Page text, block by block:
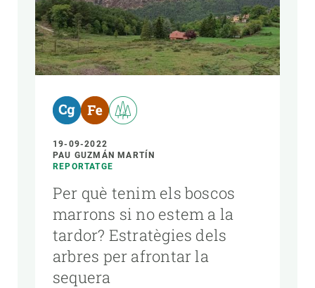
19-09-2022
PAU GUZMÁN MARTÍN
REPORTATGE
Per què tenim els boscos
marrons si no estem a la
tardor? Estratègies dels
arbres per afrontar la
sequera